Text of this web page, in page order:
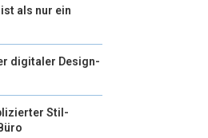
als nur ein
digitaler Design-
Stil-